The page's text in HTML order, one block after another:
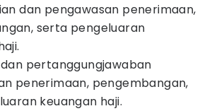
dan pengawasan penerimaan,
serta pengeluaran
pertanggungjawaban
penerimaan, pengembangan,
keuangan haji.